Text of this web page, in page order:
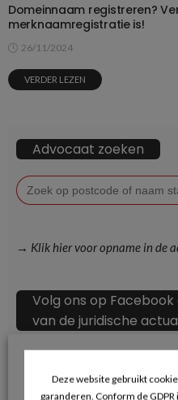
Domeinnaam registreren?
merknaamregistratie is!
26/11/2024
VERDER LEZEN
Advocaat zoeken
Zoek
naar:
→ Klik hier voor opname in de
Volg ons op
van de juridische
Deze website gebruikt
garanderen. Conform de